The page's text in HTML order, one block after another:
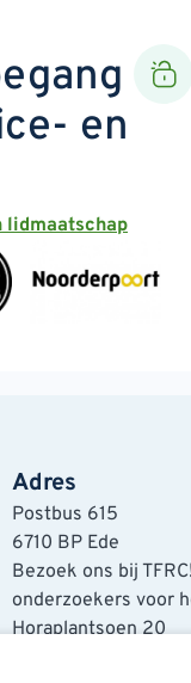
en
lidmaatschap
Adres
Postbus 615
6710 BP Ede
Bezoek ons bij
onderzoekers voor
Horaplantsoen 20